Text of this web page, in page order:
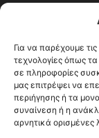
Για να παρέχουμε
τεχνολογίες όπως
σε πληροφορίες
μας επιτρέψει να
περιήγησης ή τα
συναίνεση ή η
αρνητικά ορισμένες
ΕΥΡΩΠΗ
ΚΟΣΜΟΣ -
Top10
Cool spots